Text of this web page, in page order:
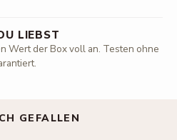
LIEBST
Wert der Box voll an. Testen ohne
GEFALLEN